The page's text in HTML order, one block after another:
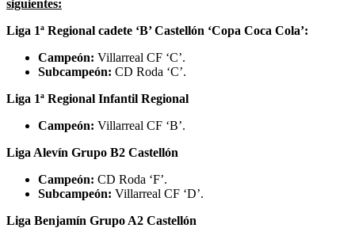
siguientes:
Liga 1ª Regional cadete ‘B’ Castellón ‘Copa Coca Cola’:
Campeón: Villarreal CF ‘C’.
Subcampeón: CD Roda ‘C’.
Liga 1ª Regional Infantil Regional
Campeón: Villarreal CF ‘B’.
Liga Alevín Grupo B2 Castellón
Campeón: CD Roda ‘F’.
Subcampeón: Villarreal CF ‘D’.
Liga Benjamín Grupo A2 Castellón